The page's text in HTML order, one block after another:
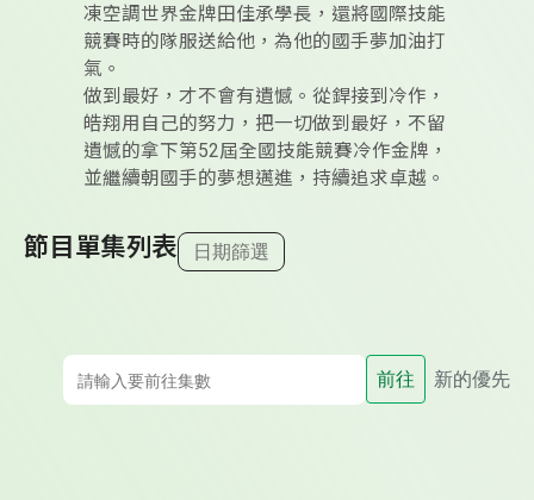
凍空調世界金牌田佳承學長，還將國際技能
競賽時的隊服送給他，為他的國手夢加油打
氣。
做到最好，才不會有遺憾。從銲接到冷作，
皓翔用自己的努力，把一切做到最好，不留
遺憾的拿下第52屆全國技能競賽冷作金牌，
並繼續朝國手的夢想邁進，持續追求卓越。
節目單集列表 日期篩選
前往 新的優先